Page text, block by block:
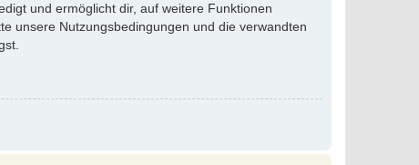
und ermöglicht dir, auf weitere Funktionen
unsere Nutzungsbedingungen und die verwandten